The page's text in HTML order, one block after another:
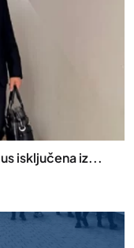
isključena iz...